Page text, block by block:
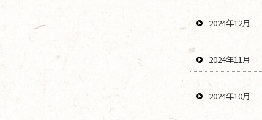
2024年12月
2024年11月
2024年10月